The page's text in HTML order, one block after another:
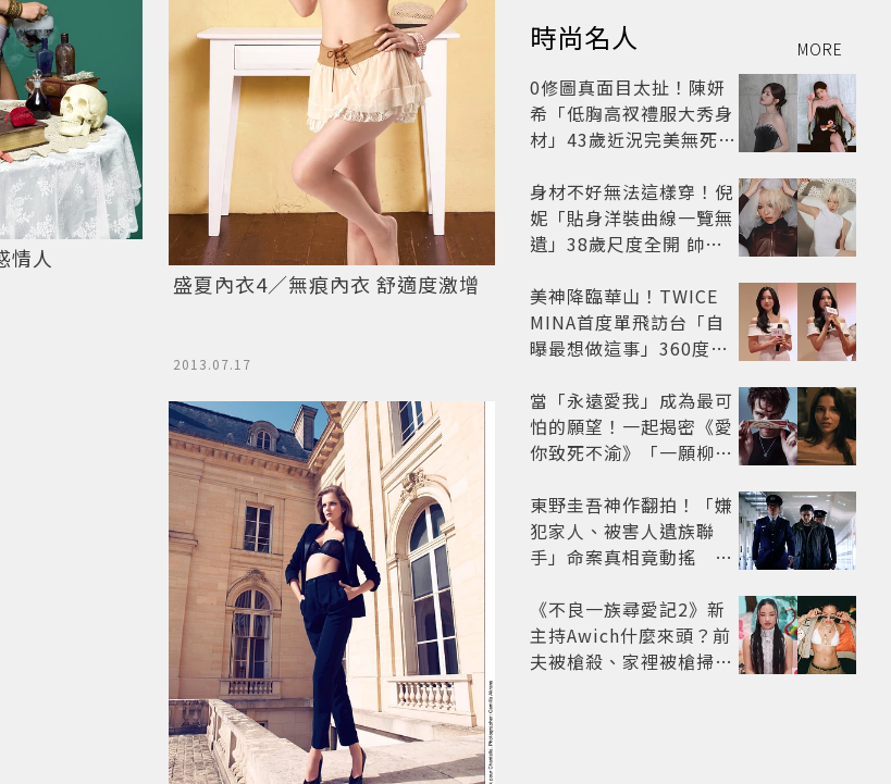
情人
盛夏內衣4／無痕內衣 舒適度激增
2013.07.17
路
時尚名人 MORE
0修圖真面目太扯！陳妍
希「低胸高衩禮服大秀身
材」43歲近況完美無死角
身材不好無法這樣穿！倪
妮「貼身洋裝曲線一覽無
遺」38歲尺度全開 帥氣
美神降臨華山！TWICE
MINA首度單飛訪台「自
曝最想做這事」360度0
開
當「永遠愛我」成為最可
怕的願望！一起揭密《愛
你致死不渝》「一願柳」
路
東野圭吾神作翻拍！「嫌
犯家人、被害人遺族聯
手」命案真相竟動搖
框架展開
《不良一族尋愛記2》新
主持Awich什麼來頭？前
夫被槍殺、家裡被槍掃射